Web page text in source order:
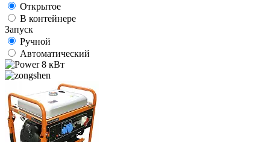
Открытое
В контейнере
Запуск
Ручной
Автоматический
8 кВт